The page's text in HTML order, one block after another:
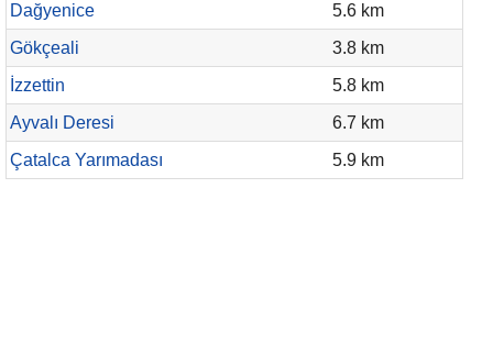
Dağyenice
5.6 km
Gökçeali
3.8 km
İzzettin
5.8 km
Ayvalı Deresi
6.7 km
Çatalca Yarımadası
5.9 km